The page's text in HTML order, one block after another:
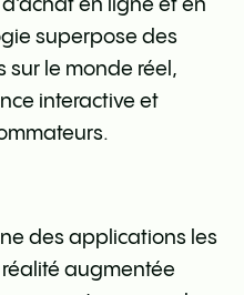
en ligne et en
superpose des
sur le monde réel,
interactive et
des applications les
augmentée